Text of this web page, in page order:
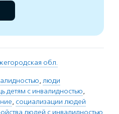
обл.
, люди
детям с инвалидностью,
, социализации людей
людей с инвалидностью